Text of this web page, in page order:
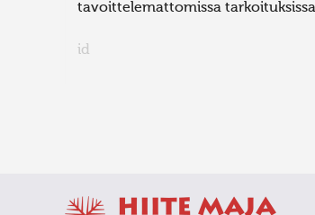
tavoittelemattomissa
id